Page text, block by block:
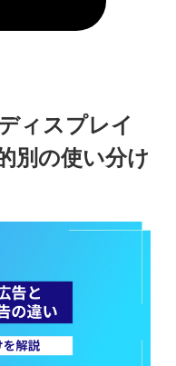
ィスプレイ
別の使い分け